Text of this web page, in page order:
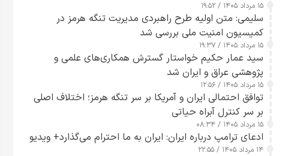
۱۵ مرداد ۱۴۰۵ / ۱۹:۵۲
سلیمی: متن اولیه طرح راهبردی مدیریت تنگه هرمز در
کمیسیون امنیت ملی بررسی شد
۱۵ مرداد ۱۴۰۵ / ۱۹:۳۷
سید عمار حکیم خواستار گسترش همکاری‌های علمی و
پژوهشی عراق و ایران شد
۱۵ مرداد ۱۴۰۵ / ۱۲:۵۶
توافق احتمالی ایران و آمریکا بر سر تنگه هرمز؛ اختلاف اصلی
بر سر کنترل آبراه حیاتی
۱۵ مرداد ۱۴۰۵ / ۰۸:۳۴
ادعای ترامپ درباره ایران: ایران به ما احترام می‌گذارد+ ویدیو
۱۴ مرداد ۱۴۰۵ / ۲۲:۵۵